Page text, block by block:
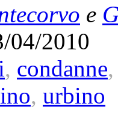
e
il 13/
, condanne
, urbino